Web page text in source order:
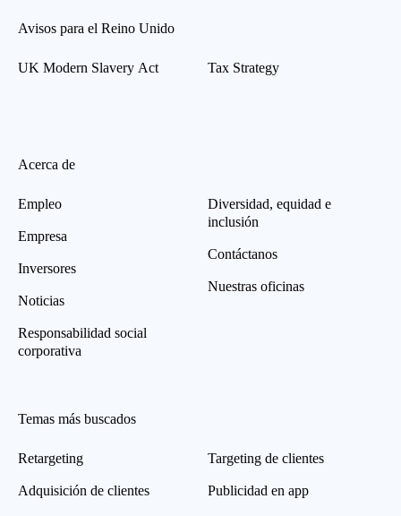
Avisos para el Reino Unido
UK Modern Slavery Act Tax Strategy
Acerca de
Empleo
Empresa
Inversores
Noticias
Responsabilidad social
corporativa
Diversidad, equidad e
inclusión
Contáctanos
Nuestras oficinas
Temas más buscados
Retargeting
Adquisición de clientes
Targeting de clientes
Publicidad en app